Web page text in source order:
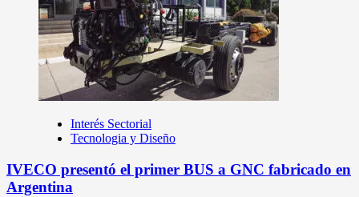
Interés Sectorial
Tecnologia y Diseño
IVECO presentó el primer BUS a GNC fabricado en
Argentina